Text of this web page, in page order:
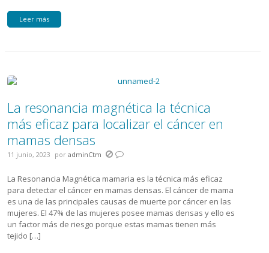
Leer más
La resonancia magnética la técnica
más eficaz para localizar el cáncer en
mamas densas
11 junio, 2023 por adminCtm
La Resonancia Magnética mamaria es la técnica más eficaz
para detectar el cáncer en mamas densas. El cáncer de mama
es una de las principales causas de muerte por cáncer en las
mujeres. El 47% de las mujeres posee mamas densas y ello es
un factor más de riesgo porque estas mamas tienen más
tejido […]